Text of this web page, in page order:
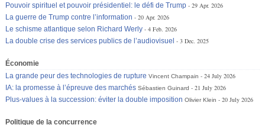
Pouvoir spirituel et pouvoir présidentiel: le défi de Trump
29 Apr. 2026
La guerre de Trump contre l’information
20 Apr. 2026
Le schisme atlantique selon Richard Werly
4 Feb. 2026
La double crise des services publics de l’audiovisuel
3 Dec. 2025
Économie
La grande peur des technologies de rupture Vincent Champain
24 July 2026
IA: la promesse à l’épreuve des marchés Sébastien Guinard
21 July 2026
Plus-values à la succession: éviter la double imposition Olivier Klein 20 July 2026
Politique de la concurrence